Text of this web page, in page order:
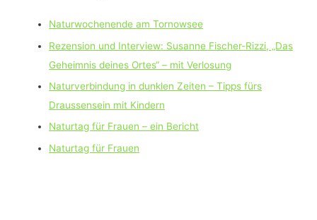
Naturwochenende am Tornowsee
Rezension und Interview: Susanne Fischer-Rizzi, „Das
Geheimnis deines Ortes“ – mit Verlosung
Naturverbindung in dunklen Zeiten – Tipps fürs
Draussensein mit Kindern
Naturtag für Frauen – ein Bericht
Naturtag für Frauen